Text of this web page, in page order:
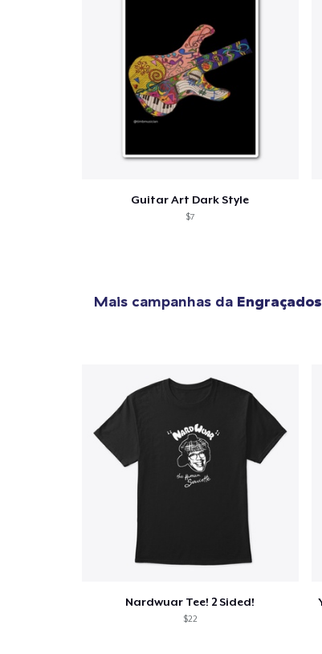
Guitar Art Dark Style
$7
Mais campanhas da Engraçados
Nardwuar Tee! 2 Sided!
$22